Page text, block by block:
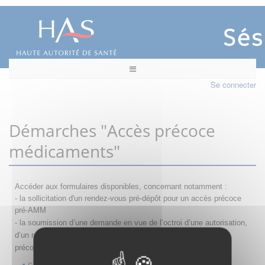
Se connecter
Démarches "Accès précoce
médicaments"
Accéder aux formulaires disponibles, concernant notamment :
- la sollicitation d'un rendez-vous pré-dépôt pour un accès précoce
pré-AMM
- la soumission d’une demande en vue de l’octroi d’une autorisation,
d’un renouvellement, d’une modification ou d’un retrait d'accès
précoce